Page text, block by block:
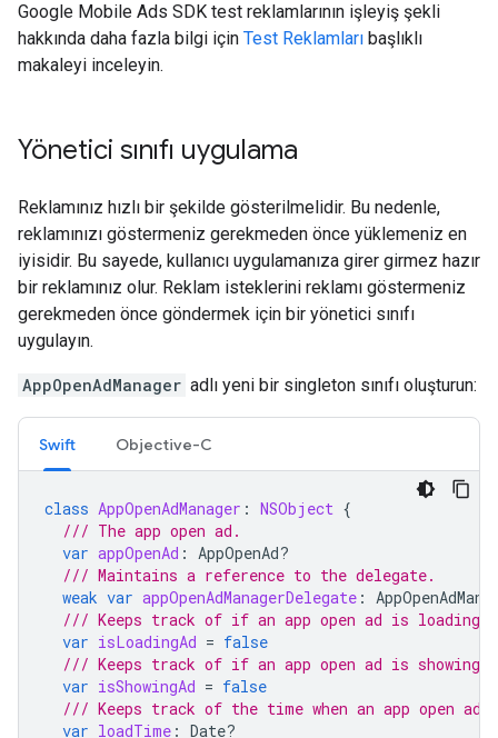
Google Mobile Ads SDK test reklamlarının işleyiş şekli
hakkında daha fazla bilgi için Test Reklamları başlıklı
makaleyi inceleyin.
Yönetici sınıfı uygulama
Reklamınız hızlı bir şekilde gösterilmelidir. Bu nedenle,
reklamınızı göstermeniz gerekmeden önce yüklemeniz en
iyisidir. Bu sayede, kullanıcı uygulamanıza girer girmez hazır
bir reklamınız olur. Reklam isteklerini reklamı göstermeniz
gerekmeden önce göndermek için bir yönetici sınıfı
uygulayın.
AppOpenAdManager adlı yeni bir singleton sınıfı oluşturun:
Swift Objective-C
class AppOpenAdManager : NSObject {
/// The app open ad.
var appOpenAd : AppOpenAd?
/// Maintains a reference to the delegate.
weak var appOpenAdManagerDelegate :
/// Keeps track of if an app open ad is loading.
var isLoadingAd = false
/// Keeps track of if an app open ad is showing.
var isShowingAd = false
/// Keeps track of the time when an app open ad
var loadTime : Date?